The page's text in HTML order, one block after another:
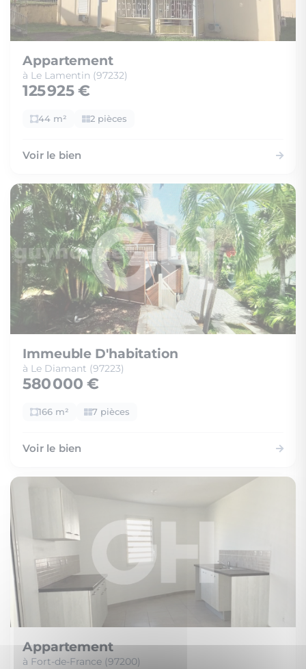
Appartement
à Le Lamentin (97232)
125 925 €
44 m² 2 pièces
Voir le bien
Immeuble D'habitation
à Le Diamant (97223)
580 000 €
166 m² 7 pièces
Voir le bien
Appartement
à Fort-de-France (97200)